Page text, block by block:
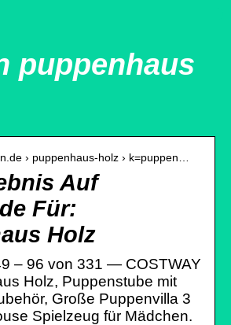
puppenhaus
› puppenhaus-holz › k=puppen…
Auf
Für:
Holz
– 96 von 331 — COSTWAY
Holz, Puppenstube mit
Große Puppenvilla 3
Spielzeug für Mädchen.